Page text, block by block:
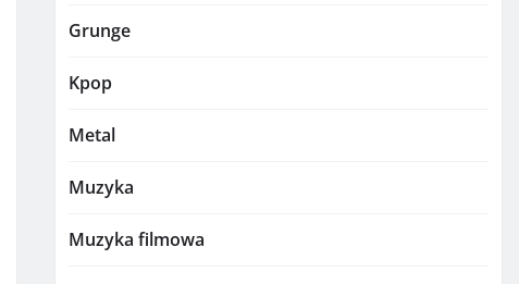
Grunge
Kpop
Metal
Muzyka
Muzyka filmowa